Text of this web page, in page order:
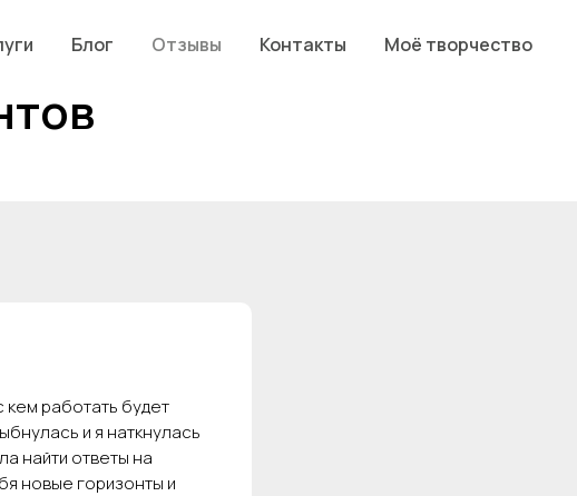
Блог Отзывы Контакты Моё творчество
кем работать будет
и я наткнулась
найти ответы на
новые горизонты и